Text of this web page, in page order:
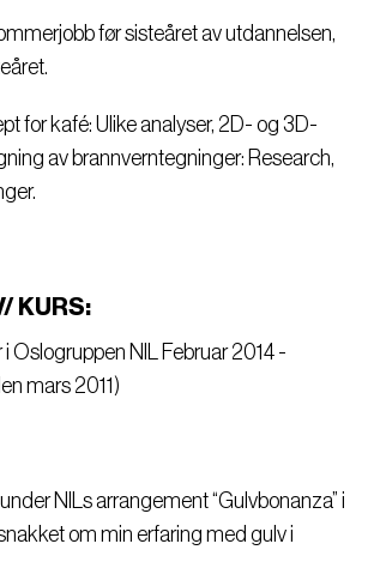
før sisteåret av utdannelsen,
for kafé: Ulike analyser, 2D- og 3D-
av brannverntegninger: Research,
KURS:
i Oslogruppen NIL Februar 2014 -
mars 2011)
NILs arrangement “Gulvbonanza” i
om min erfaring med gulv i